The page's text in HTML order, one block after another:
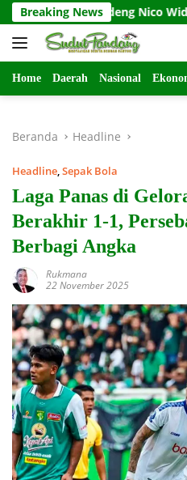
Langsung
ke
konten
Breaking News
Gandeng Nico Widmer
Home Daerah Nasional
Beranda Headline
Headline,Sepak Bola
Laga Panas di
Berakhir 1-1,
Berbagi Angka
Rukmana
22 November 2025